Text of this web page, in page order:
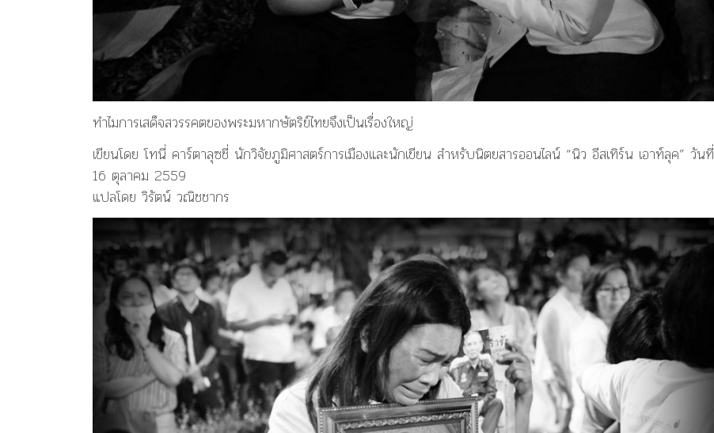
ทำไมการเสด็จสวรรคตของพระมหากษัตริย์ไทยจึงเป็นเรื่องใหญ่
เขียนโดย โทนี่ คาร์ตาลุซชี่ นักวิจัยภูมิศาสตร์การเมืองและนักเขียน สำหรับนิตยสารออนไลน์ “นิว อีสเทิร์น เอาท์ลุค” วันที่
16 ตุลาคม 2559
แปลโดย วิรัตน์ วณิชชากร